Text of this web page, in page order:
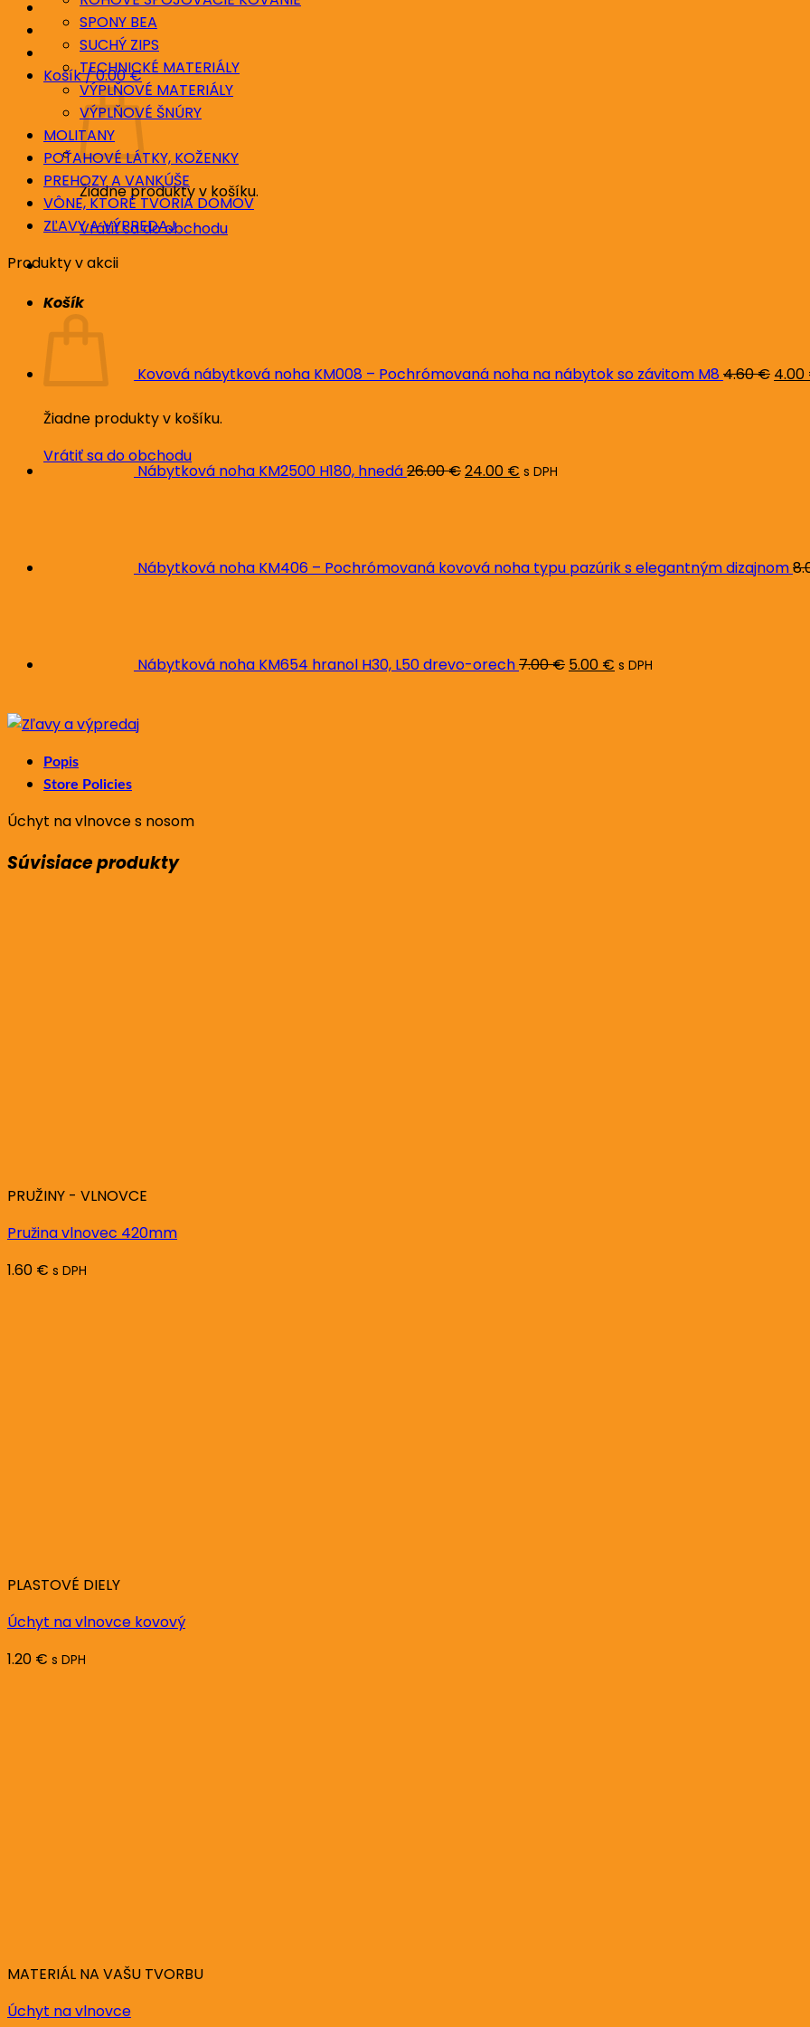
Košík /0.00€
Žiadne produkty v košíku.
Vrátiť sa do obchodu
Košík
Žiadne produkty v košíku.
Vrátiť sa do obchodu
SPONY BEA
SUCHÝ ZIPS
TECHNICKÉ MATERIÁLY
VÝPLŇOVÉ MATERIÁLY
VÝPLŇOVÉ ŠNÚRY
MOLITANY
POŤAHOVÉ LÁTKY, KOŽENKY
PREHOZY A VANKÚŠE
VÔNE, KTORÉ TVORIA DOMOV
ZĽAVY A VÝPREDAJ
Produkty v akcii
Kovová nábytková noha KM008 – Pochrómovaná noha na nábytok so závitom M84.60€ 4.60
4.00
Nábytková noha KM2500 H180, hnedá26.00€26.00 €.
24.00 € 24.00 €.
s DPH
Nábytková noha KM406 – Pochrómovaná kovová noha typu pazúrik s elegantným dizajnom
Nábytková noha KM654 hranol H30, L50 drevo-orech7.00€ 7.00 €.
5.00 € 5.00 €.
s DPH
Popis
Store Policies
Úchyt na vlnovce s nosom
Súvisiace produkty
PRUŽINY - VLNOVCE
Pružina vlnovec 420mm
1.60 € s DPH
PLASTOVÉ DIELY
Úchyt na vlnovce kovový
1.20 € s DPH
MATERIÁL NA VAŠU TVORBU
Úchyt na vlnovce